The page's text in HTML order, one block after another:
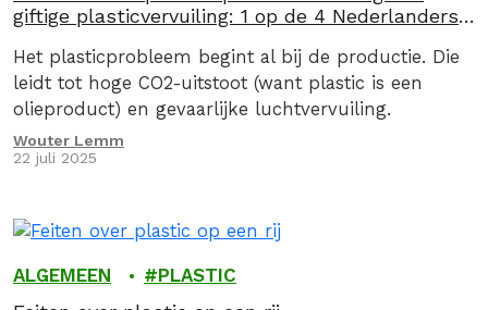
giftige plasticvervuiling: 1 op de 4 Nederlanders
Het plasticprobleem begint al bij de productie. Die
leidt tot hoge CO2-uitstoot (want plastic is een
olieproduct) en gevaarlijke luchtvervuiling.
Wouter Lemm
22 juli 2025
ALGEMEEN PLASTIC